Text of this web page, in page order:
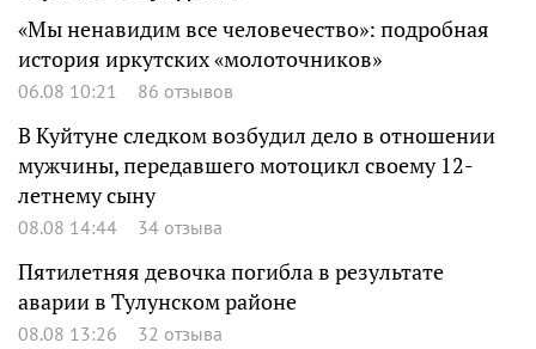
«Мы ненавидим все человечество»: подробная
история иркутских «молоточников»
06.08 10:21 86 отзывов
В Куйтуне следком возбудил дело в отношении
мужчины, передавшего мотоцикл своему 12-
летнему сыну
08.08 14:44 34 отзыва
Пятилетняя девочка погибла в результате
аварии в Тулунском районе
08.08 13:26 32 отзыва